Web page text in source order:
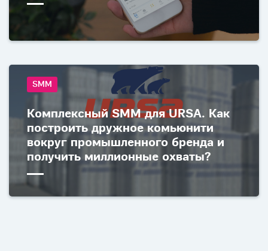
SMM
Комплексный SMM для URSA. Как
построить дружное комьюнити
вокруг промышленного бренда и
получить миллионные охваты?